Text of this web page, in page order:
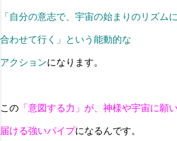
「自分の意志で、宇宙の始まりのリズムに
合わせて行く」という能動的な
アクションになります。
この 「意図する力」が、神様や宇宙に願
届ける強いパイプになるんです。